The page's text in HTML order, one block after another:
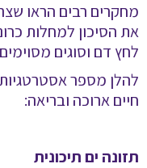
מחקרים רבים הראו
את הסיכון למחלות
לחץ דם וסוגים
להלן מספר
חיים ארוכה ובריאה:
תזונה ים תיכונית